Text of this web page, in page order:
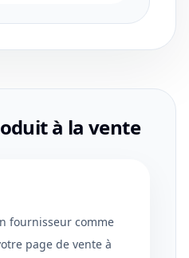
à la vente
fournisseur comme
page de vente à